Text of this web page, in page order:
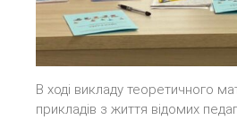
В ході викладу теоретичного
прикладів з життя відомих